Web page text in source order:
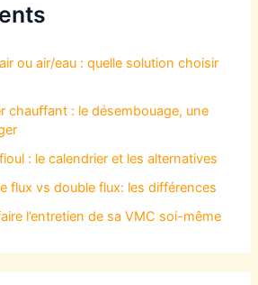
ou air/eau : quelle solution choisir
chauffant : le désembouage, une
: le calendrier et les alternatives
flux vs double flux: les différences
l’entretien de sa VMC soi-même